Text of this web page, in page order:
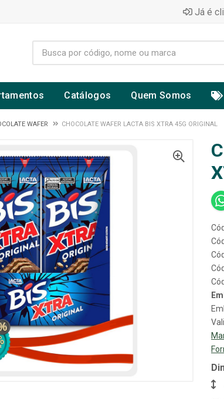
Já é
Catálogos Quem Somos
WAFER CHOCOLATE WAFER LACTA BIS XTRA 45G ORIGINAL